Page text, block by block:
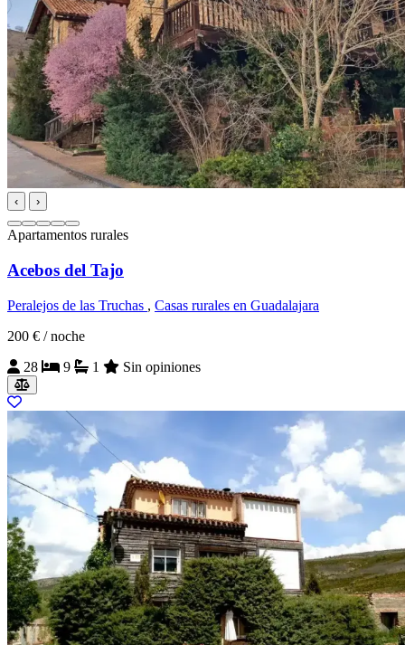
‹ ›
Apartamentos rurales
Acebos del Tajo
Peralejos de las Truchas , Casas rurales en Guadalajara
200 € / noche
28
9 1 Sin opiniones